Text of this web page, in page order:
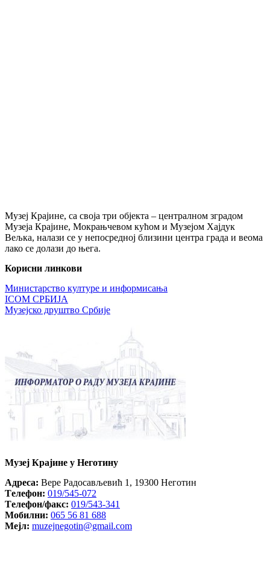
Музеј Крајине, са своја три објекта – централном зградом
Музеја Крајине, Мокрањчевом кућом и Музејом Хајдук
Вељка, налази се у непосредној близини центра града и веома
лако се долази до њега.
Корисни линкови
Министарство културе и информисања
ICOM СРБИЈА
Музејско друштво Србије
Музеј Крајине у Неготину
Aдреса: Вере Радосављевић 1, 19300 Неготин
Tелефон: 019/545-072
Tелефон/факс: 019/543-341
Mобилни: 065 56 81 688
Mејл: muzejnegotin@gmail.com